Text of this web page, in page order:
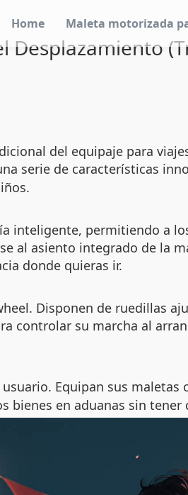
Home Maleta motorizada
Desplazamiento
del equipaje para
serie de características
inteligente, permitiendo a
al asiento integrado de la
donde quieras ir.
Disponen de ruedillas
controlar su marcha al
Equipan sus maletas
bienes en aduanas sin